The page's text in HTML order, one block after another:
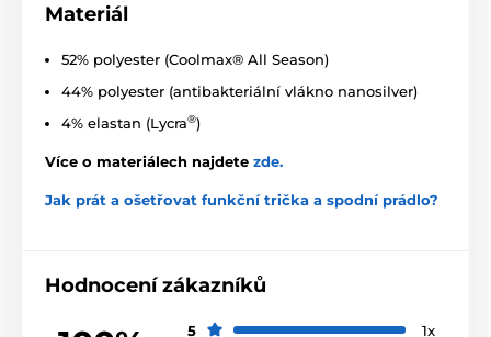
Materiál
52% polyester (Coolmax® All Season)
44% polyester (antibakteriální vlákno nanosilver)
4% elastan (Lycra®)
Více o materiálech najdete zde.
Jak prát a ošetřovat funkční trička a spodní prádlo?
Hodnocení zákazníků
5
1x